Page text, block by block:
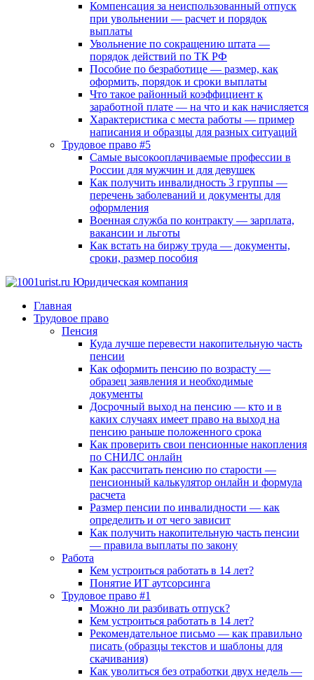
Компенсация за неиспользованный отпуск
при увольнении — расчет и порядок
выплаты
Увольнение по сокращению штата —
порядок действий по ТК РФ
Пособие по безработице — размер, как
оформить, порядок и сроки выплаты
Что такое районный коэффициент к
заработной плате — на что и как начисляется
Характеристика с места работы — пример
написания и образцы для разных ситуаций
Трудовое право #5
Самые высокооплачиваемые профессии в
России для мужчин и для девушек
Как получить инвалидность 3 группы —
перечень заболеваний и документы для
оформления
Военная служба по контракту — зарплата,
вакансии и льготы
Как встать на биржу труда — документы,
сроки, размер пособия
Главная
Трудовое право
Пенсия
Куда лучше перевести накопительную часть
пенсии
Как оформить пенсию по возрасту —
образец заявления и необходимые
документы
Досрочный выход на пенсию — кто и в
каких случаях имеет право на выход на
пенсию раньше положенного срока
Как проверить свои пенсионные накопления
по СНИЛС онлайн
Как рассчитать пенсию по старости —
пенсионный калькулятор онлайн и формула
расчета
Размер пенсии по инвалидности — как
определить и от чего зависит
Как получить накопительную часть пенсии
— правила выплаты по закону
Работа
Кем устроиться работать в 14 лет?
Понятие ИТ аутсорсинга
Трудовое право #1
Можно ли разбивать отпуск?
Кем устроиться работать в 14 лет?
Рекомендательное письмо — как правильно
писать (образцы текстов и шаблоны для
скачивания)
Как уволиться без отработки двух недель —